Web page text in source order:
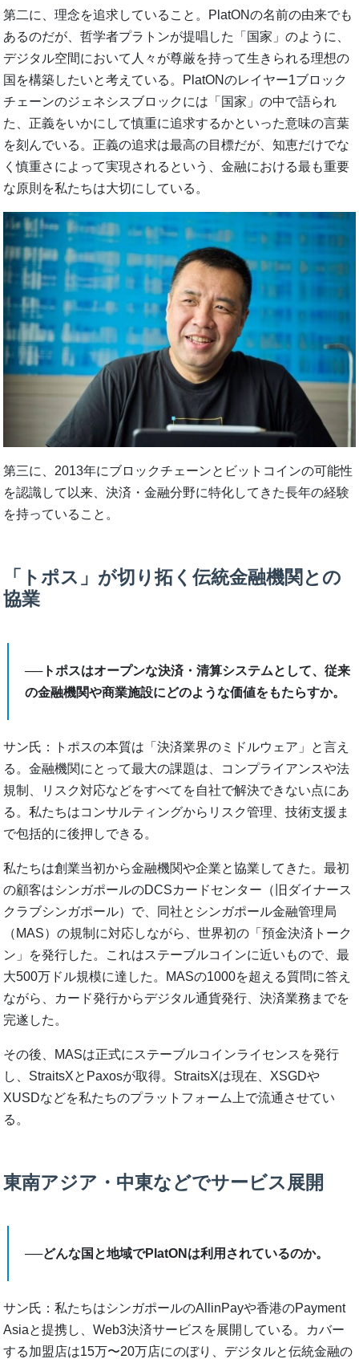
第二に、理念を追求していること。PlatONの名前の由来でも
あるのだが、哲学者プラトンが提唱した「国家」のように、
デジタル空間において人々が尊厳を持って生きられる理想の
国を構築したいと考えている。PlatONのレイヤー1ブロック
チェーンのジェネシスブロックには「国家」の中で語られ
た、正義をいかにして慎重に追求するかといった意味の言葉
を刻んでいる。正義の追求は最高の目標だが、知恵だけでな
く慎重さによって実現されるという、金融における最も重要
な原則を私たちは大切にしている。
第三に、2013年にブロックチェーンとビットコインの可能性
を認識して以来、決済・金融分野に特化してきた長年の経験
を持っていること。
「トポス」が切り拓く伝統金融機関との
協業
──トポスはオープンな決済・清算システムとして、従来
の金融機関や商業施設にどのような価値をもたらすか。
サン氏：トポスの本質は「決済業界のミドルウェア」と言え
る。金融機関にとって最大の課題は、コンプライアンスや法
規制、リスク対応などをすべてを自社で解決できない点にあ
る。私たちはコンサルティングからリスク管理、技術支援ま
で包括的に後押しできる。
私たちは創業当初から金融機関や企業と協業してきた。最初
の顧客はシンガポールのDCSカードセンター（旧ダイナース
クラブシンガポール）で、同社とシンガポール金融管理局
（MAS）の規制に対応しながら、世界初の「預金決済トーク
ン」を発行した。これはステーブルコインに近いもので、最
大500万ドル規模に達した。MASの1000を超える質問に答え
ながら、カード発行からデジタル通貨発行、決済業務までを
完遂した。
その後、MASは正式にステーブルコインライセンスを発行
し、StraitsXとPaxosが取得。StraitsXは現在、XSGDや
XUSDなどを私たちのプラットフォーム上で流通させてい
る。
東南アジア・中東などでサービス展開
──どんな国と地域でPlatONは利用されているのか。
サン氏：私たちはシンガポールのAllinPayや香港のPayment
Asiaと提携し、Web3決済サービスを展開している。カバー
する加盟店は15万〜20万店にのぼり、デジタルと伝統金融の